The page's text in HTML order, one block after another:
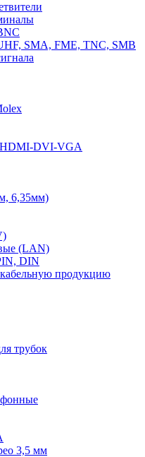
SMA, FME, TNC, SMB
HDMI-DVI-VGA
6,35мм)
(LAN)
DIN
продукцию
трубок
3,5 мм